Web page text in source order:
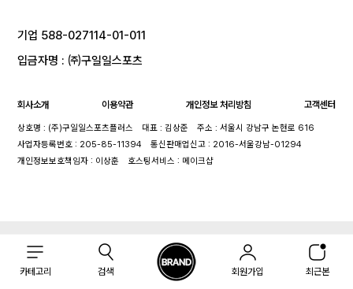
카테고리 검색 회원가입 최근본
기업 588-027114-01-011
입금자명 : ㈜구일일스포츠
회사소개 이용약관 개인정보 처리방침 고객센터
상호명 : (주)구일일스포츠플러스 대표 : 김상준
주소 : 서울시 강남구 논현로 616
사업자등록번호 : 205-85-11394
통신판매업신고 : 2016-서울강남-01294
개인정보보호책임자 : 이상훈
호스팅서비스 : 메이크샵